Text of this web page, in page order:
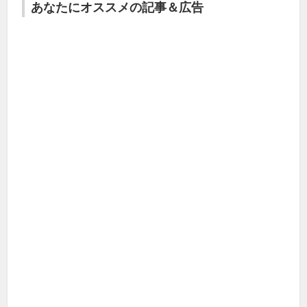
あなたにオススメの記事＆広告